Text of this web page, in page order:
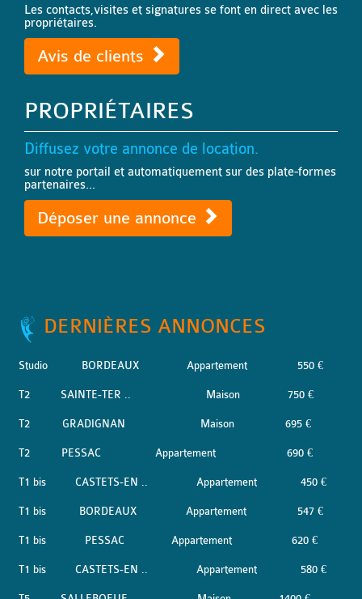
Les contacts,visites et signatures se font en direct avec les
propriétaires.
Avis de clients
PROPRIÉTAIRES
Diffusez votre annonce de location.
sur notre portail et automatiquement sur des plate-formes
partenaires...
Déposer une annonce
DERNIÈRES ANNONCES
Studio BORDEAUX Appartement 550 €
T2 SAINTE-TER .. Maison 750 €
T2 GRADIGNAN Maison 695 €
T2 PESSAC Appartement 690 €
T1 bis CASTETS-EN .. Appartement 450 €
T1 bis BORDEAUX Appartement 547 €
T1 bis PESSAC Appartement 620 €
T1 bis CASTETS-EN .. Appartement 580 €